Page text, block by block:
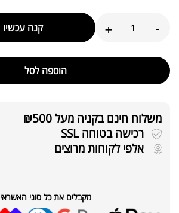
-
+ קנה עכשיו
הוספה לסל
משלוח חינם בקניה מעל ₪500
רכישה בטוחה SSL
אלפי לקוחות מרוצים
מקבלים את כל סוגי האשראי